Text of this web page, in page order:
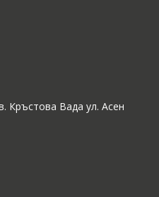
Кръстова Вада ул. Асен